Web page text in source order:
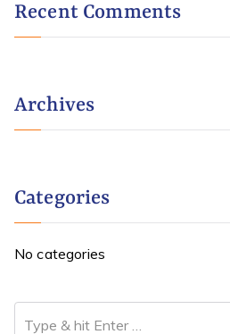
Recent Comments
Archives
Categories
No categories